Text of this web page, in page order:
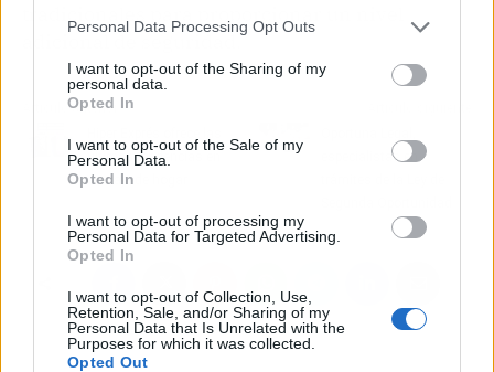
Personal Data Processing Opt Outs
I want to opt-out of the Sharing of my
personal data.
Opted In
I want to opt-out of the Sale of my
Personal Data.
Opted In
I want to opt-out of processing my
Personal Data for Targeted Advertising.
Opted In
I want to opt-out of Collection, Use,
Retention, Sale, and/or Sharing of my
Personal Data that Is Unrelated with the
Purposes for which it was collected.
Opted Out
adicional de seguridad.
Artículo anterior
últimas tendencias en
menaje de hogar
especialistas en